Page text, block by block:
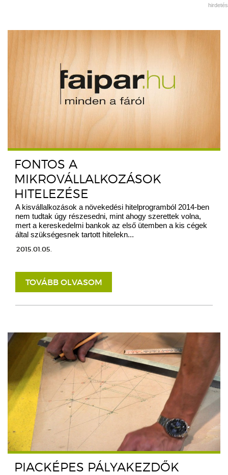
hirdetés
FONTOS A
MIKROVÁLLALKOZÁSOK
HITELEZÉSE
A kisvállalkozások a növekedési hitelprogramból 2014-ben
nem tudtak úgy részesedni, mint ahogy szerettek volna,
mert a kereskedelmi bankok az első ütemben a kis cégek
által szükségesnek tartott hitelekn...
2015.01.05.
TOVÁBB OLVASOM
PIACKÉPES PÁLYAKEZDŐK